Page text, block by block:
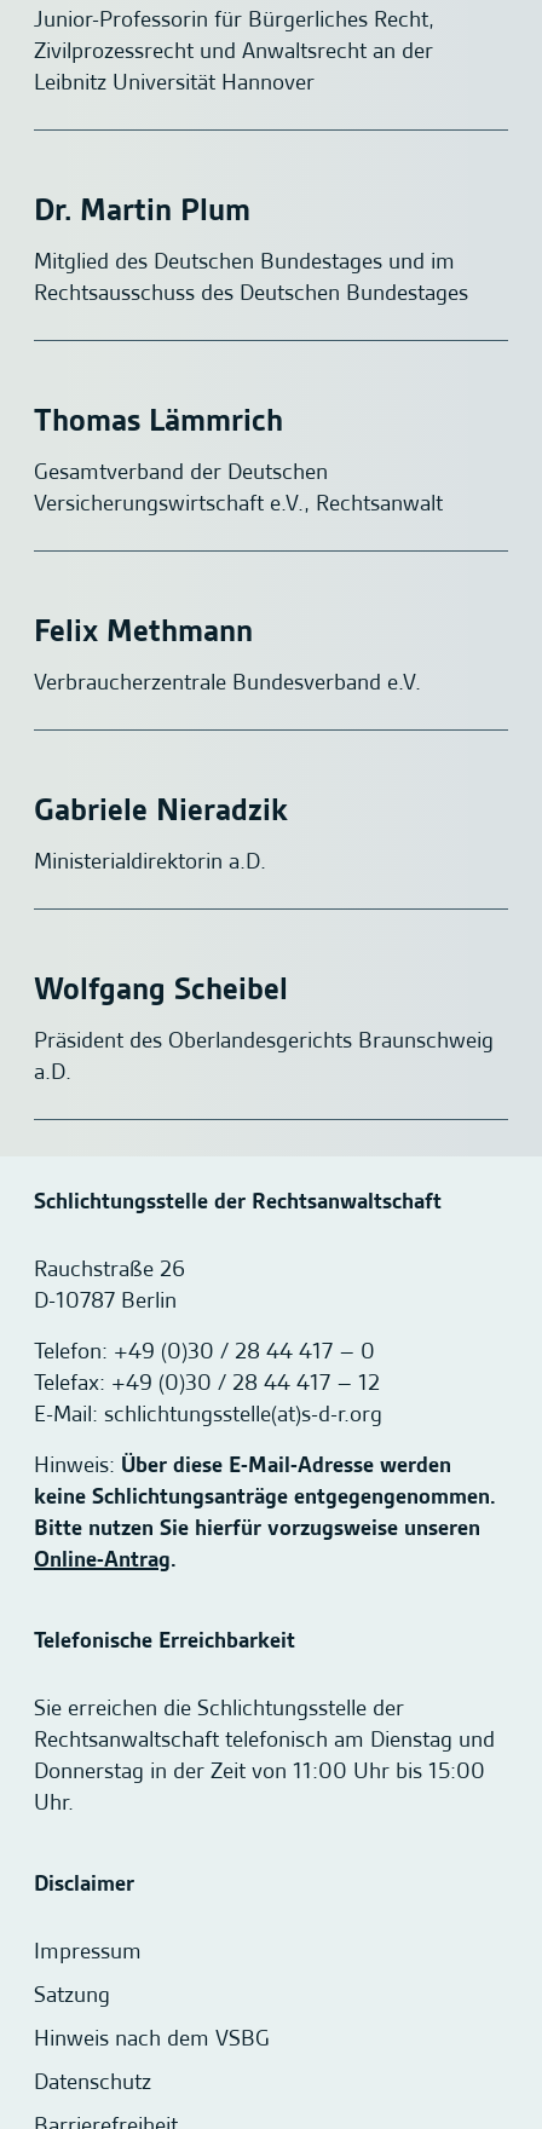
Junior-Professorin für Bürgerliches Recht,
Zivilprozessrecht und Anwaltsrecht an der
Leibnitz Universität Hannover
Dr. Martin Plum
Mitglied des Deutschen Bundestages und im
Rechtsausschuss des Deutschen Bundestages
Thomas Lämmrich
Gesamtverband der Deutschen
Versicherungswirtschaft e.V., Rechtsanwalt
Felix Methmann
Verbraucherzentrale Bundesverband e.V.
Gabriele Nieradzik
Ministerialdirektorin a.D.
Wolfgang Scheibel
Präsident des Oberlandesgerichts Braunschweig
a.D.
Schlichtungsstelle der Rechtsanwaltschaft
Rauchstraße 26
D-10787 Berlin
Telefon: +49 (0)30 / 28 44 417 – 0
Telefax: +49 (0)30 / 28 44 417 – 12
E-Mail: schlichtungsstelle(at)s-d-r.org
Hinweis: Über diese E-Mail-Adresse werden
keine Schlichtungsanträge entgegengenommen.
Bitte nutzen Sie hierfür vorzugsweise unseren
Online-Antrag.
Telefonische Erreichbarkeit
Sie erreichen die Schlichtungsstelle der
Rechtsanwaltschaft telefonisch am Dienstag und
Donnerstag in der Zeit von 11:00 Uhr bis 15:00
Uhr.
Disclaimer
Impressum
Satzung
Hinweis nach dem VSBG
Datenschutz